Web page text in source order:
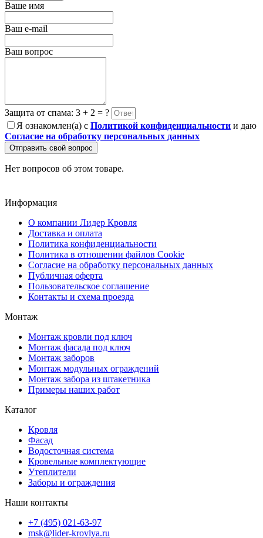
Ваше имя
Ваш e-mail
Ваш вопрос
Защита от спама: 3 + 2 = ?
Я ознакомлен(а) с Политикой конфиденциальности и даю
Согласие на обработку персональных данных
Отправить свой вопрос
Нет вопросов об этом товаре.
Информация
О компании Лидер Кровля
Доставка и оплата
Политика конфиденциальности
Политика в отношении файлов Cookie
Согласие на обработку персональных данных
Публичная оферта
Пользовательское соглашение
Контакты и схема проезда
Монтаж
Монтаж кровли под ключ
Монтаж фасада под ключ
Монтаж заборов
Монтаж модульных ограждений
Монтаж забора из штакетника
Примеры наших работ
Каталог
Кровля
Фасад
Водосточная система
Кровельные комплектующие
Утеплители
Заборы и ограждения
Наши контакты
+7 (495) 021-63-97
msk@lider-krovlya.ru